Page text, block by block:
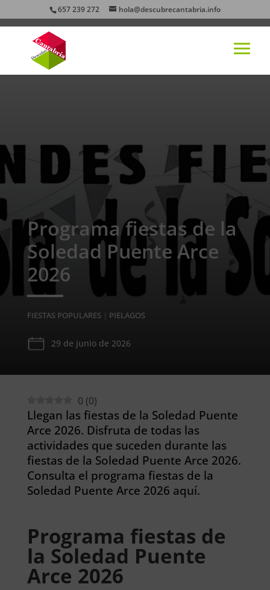
657 239 272 hola@descubrecantabria.info
Programa fiestas de la
Soledad Puente Arce
2026
FIESTAS POPULARES| PIELAGOS
29 de junio de 2026
0 (0)
Llegan las fiestas de la Soledad Puente
Arce 2026. Disfruta de todas las
actividades que suceden durante las
fiestas de la Soledad Puente Arce 2026.
Consulta el programa fiestas de la
Soledad Puente Arce 2026 aquí.
Programa fiestas de
la Soledad Puente
Arce 2026